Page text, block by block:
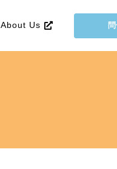
About Us